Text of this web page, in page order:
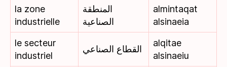
la zone
industrielle
المنطقة
الصناعية
almintaqat
alsinaeia
le secteur
industriel
القطاع الصناعي
alqitae
alsinaeiu